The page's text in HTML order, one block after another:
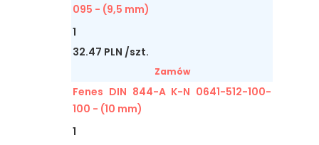
095 - (9,5 mm)
1
32.47 PLN /szt.
Zamów
Fenes DIN 844-A K-N 0641-512-100-
100 - (10 mm)
1